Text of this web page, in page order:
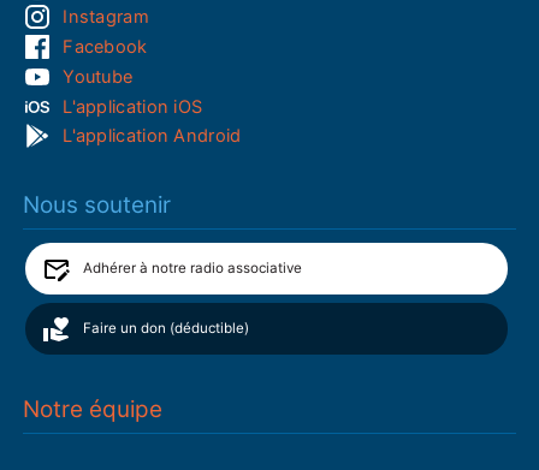
Instagram
Facebook
Youtube
L'application iOS
L'application Android
Nous soutenir
Adhérer à notre radio associative
Faire un don (déductible)
Notre équipe